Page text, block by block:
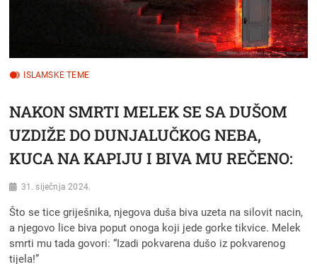
ISLAMSKE TEME
NAKON SMRTI MELEK SE SA DUŠOM
UZDIŽE DO DUNJALUČKOG NEBA,
KUCA NA KAPIJU I BIVA MU REČENO:
31. siječnja 2024.
Što se tice griješnika, njegova duša biva uzeta na silovit nacin,
a njegovo lice biva poput onoga koji jede gorke tikvice. Melek
smrti mu tada govori: “Izadi pokvarena dušo iz pokvarenog
tijela!”